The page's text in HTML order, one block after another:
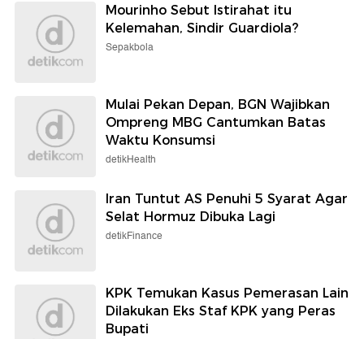
Mourinho Sebut Istirahat itu
Kelemahan, Sindir Guardiola?
Sepakbola
Mulai Pekan Depan, BGN Wajibkan
Ompreng MBG Cantumkan Batas
Waktu Konsumsi
detikHealth
Iran Tuntut AS Penuhi 5 Syarat Agar
Selat Hormuz Dibuka Lagi
detikFinance
KPK Temukan Kasus Pemerasan Lain
Dilakukan Eks Staf KPK yang Peras
Bupati